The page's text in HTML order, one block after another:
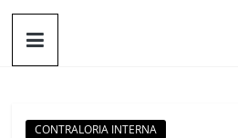
CONTRALORIA INTERNA